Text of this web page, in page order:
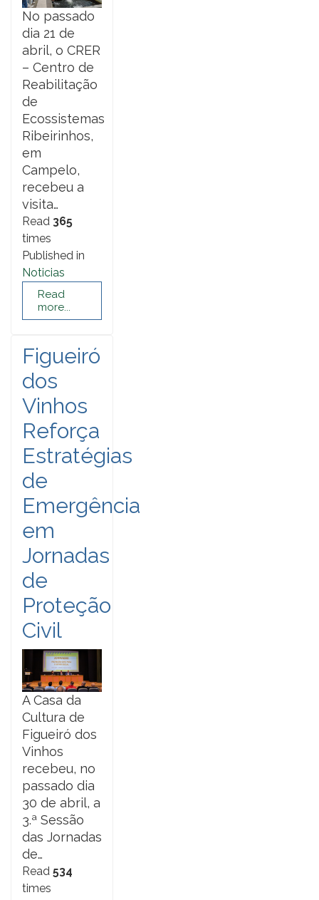
No passado
dia 21 de
abril, o CRER
– Centro de
Reabilitação
de
Ecossistemas
Ribeirinhos,
em
Campelo,
recebeu a
visita…
Read 365
times
Published in
Noticias
Read
more...
Figueiró
dos
Vinhos
Reforça
Estratégias
de
Emergência
em
Jornadas
de
Proteção
Civil
A Casa da
Cultura de
Figueiró dos
Vinhos
recebeu, no
passado dia
30 de abril, a
3.ª Sessão
das Jornadas
de…
Read 534
times